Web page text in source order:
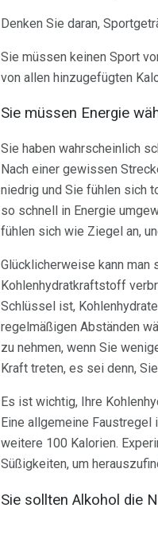
Denken Sie daran,
Sie müssen keinen Sport
von allen hinzugefügten
Sie müssen Energie
Sie haben wahrscheinlich
Nach einer gewissen
niedrig und Sie fühlen sich
so schnell in Energie
fühlen sich wie Ziegel an,
Glücklicherweise kann man
Kohlenhydratkraftstoff
Schlüssel ist,
regelmäßigen Abständen
zu nehmen, wenn Sie
Kraft treten, es sei denn,
Es ist wichtig, Ihre
Eine allgemeine Faustregel
weitere 100 Kalorien.
Süßigkeiten, um
Sie sollten Alkohol die